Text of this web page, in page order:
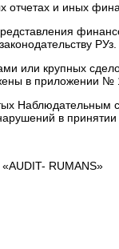
и иных
РУз.
или крупных
в приложении №
Наблюдательным
в
RUMANS»